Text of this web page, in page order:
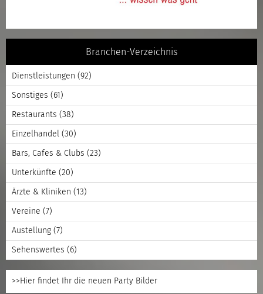
Branchen-Verzeichnis
Dienstleistungen (92)
Sonstiges (61)
Restaurants (38)
Einzelhandel (30)
Bars, Cafes & Clubs (23)
Unterkünfte (20)
Ärzte & Kliniken (13)
Vereine (7)
Austellung (7)
Sehenswertes (6)
>>Hier findet Ihr die neuen Party Bilder